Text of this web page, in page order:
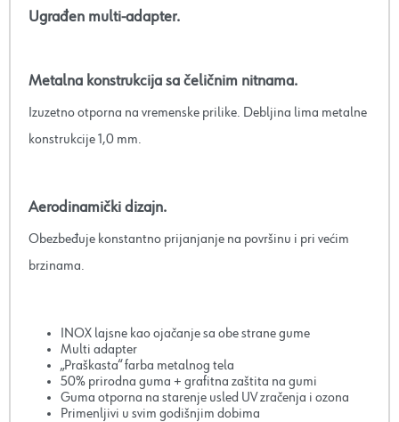
Ugrađen multi-adapter.
Metalna konstrukcija sa čeličnim nitnama.
Izuzetno otporna na vremenske prilike. Debljina lima metalne
konstrukcije 1,0 mm.
Aerodinamički dizajn.
Obezbeđuje konstantno prijanjanje na površinu i pri većim
brzinama.
INOX lajsne kao ojačanje sa obe strane gume
Multi adapter
„Praškasta“ farba metalnog tela
50% prirodna guma + grafitna zaštita na gumi
Guma otporna na starenje usled UV zračenja i ozona
Primenljivi u svim godišnjim dobima